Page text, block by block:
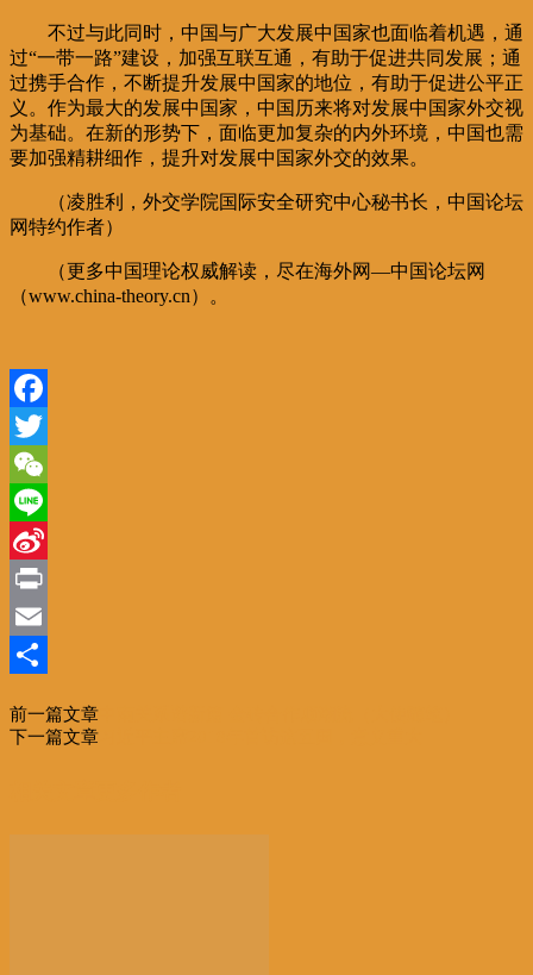
不过与此同时，中国与广大发展中国家也面临着机遇，通
过“一带一路”建设，加强互联互通，有助于促进共同发展；通
过携手合作，不断提升发展中国家的地位，有助于促进公平正
义。作为最大的发展中国家，中国历来将对发展中国家外交视
为基础。在新的形势下，面临更加复杂的内外环境，中国也需
要加强精耕细作，提升对发展中国家外交的效果。
（凌胜利，外交学院国际安全研究中心秘书长，中国论坛
网特约作者）
（更多中国理论权威解读，尽在海外网—中国论坛网
（www.china-theory.cn）。
Facebook
Twitter
WeChat
Line
Sina
Weibo
Print
Email
享
前一篇文章
下一篇文章